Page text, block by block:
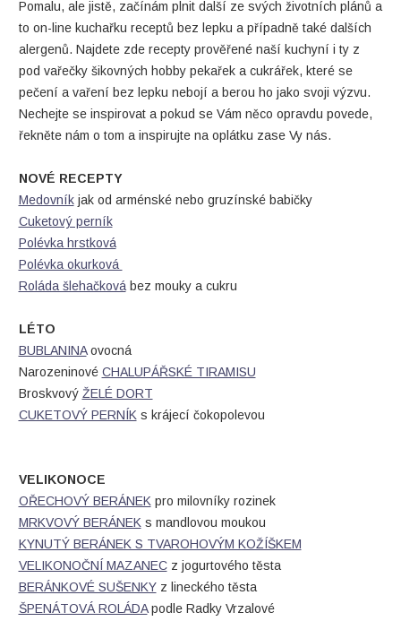
Pomalu, ale jistě, začínám plnit další ze svých životních plánů a
to on-line kuchařku receptů bez lepku a případně také dalších
alergenů. Najdete zde recepty prověřené naší kuchyní i ty z
pod vařečky šikovných hobby pekařek a cukrářek, které se
pečení a vaření bez lepku nebojí a berou ho jako svoji výzvu.
Nechejte se inspirovat a pokud se Vám něco opravdu povede,
řekněte nám o tom a inspirujte na oplátku zase Vy nás.
NOVÉ RECEPTY
Medovníkjak od arménské nebo gruzínské babičky
Cuketový perník
Polévka hrstková
Polévka okurková
Roláda šlehačkovábez mouky a cukru
LÉTO
BUBLANINAovocná
Narozeninové CHALUPÁŘSKÉ TIRAMISU
Broskvový ŽELÉ DORT
CUKETOVÝ PERNÍK s krájecí čokopolevou
VELIKONOCE
OŘECHOVÝ BERÁNEK pro milovníky rozinek
MRKVOVÝ BERÁNEK s mandlovou moukou
KYNUTÝ BERÁNEK S TVAROHOVÝM KOŽÍŠKEM
VELIKONOČNÍ MAZANECz jogurtového těsta
BERÁNKOVÉ SUŠENKYz lineckého těsta
ŠPENÁTOVÁ ROLÁDApodle Radky Vrzalové